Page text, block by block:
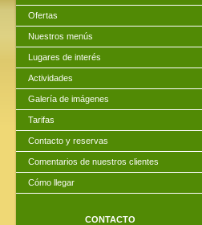
Ofertas
Nuestros menús
Lugares de interés
Actividades
Galería de imágenes
Tarifas
Contacto y reservas
Comentarios de nuestros clientes
Cómo llegar
CONTACTO